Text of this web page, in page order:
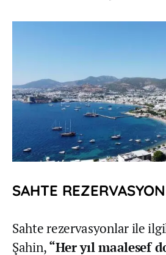
SAHTE
Sahte rezervasyonlar ile
Şahin,“Her yıl maalesef